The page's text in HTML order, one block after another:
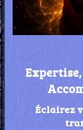
Éclairez